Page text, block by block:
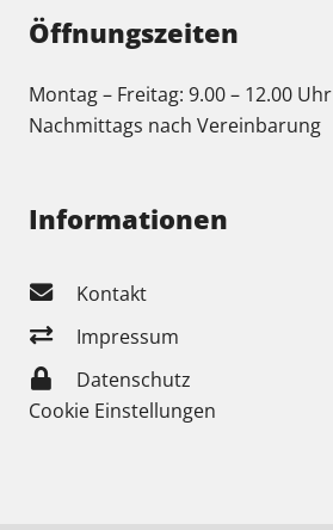
Öffnungszeiten
Montag – Freitag: 9.00 – 12.00 Uhr
Nachmittags nach Vereinbarung
Informationen
Kontakt
Impressum
Datenschutz
Cookie Einstellungen